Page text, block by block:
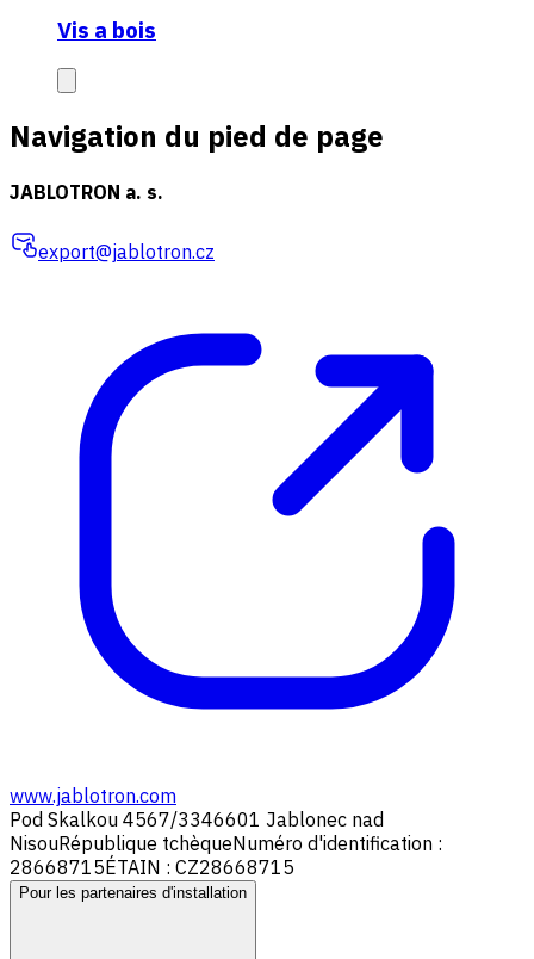
Vis a bois
Navigation du pied de page
JABLOTRON a. s.
export@jablotron.cz
www.jablotron.com
Pod Skalkou 4567/3346601 Jablonec nad
NisouRépublique tchèqueNuméro d'identification :
28668715ÉTAIN : CZ28668715
Pour les partenaires d'installation